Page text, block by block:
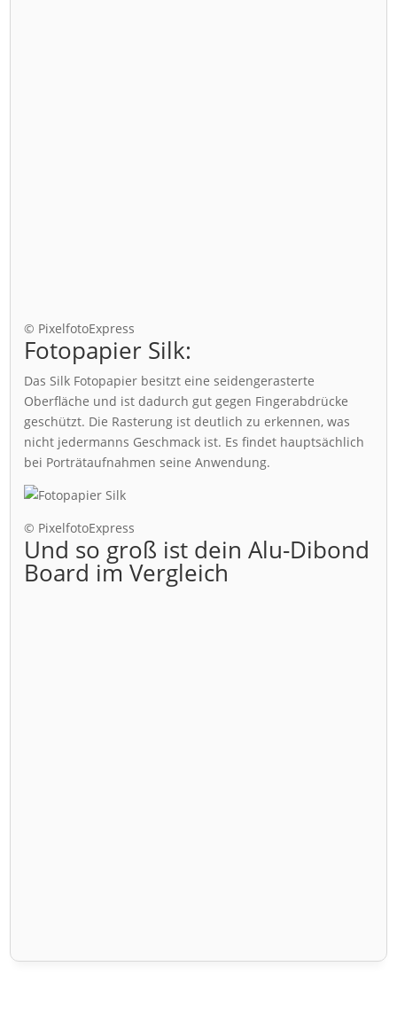
© PixelfotoExpress
Fotopapier Silk:
Das Silk Fotopapier besitzt eine seidengerasterte
Oberfläche und ist dadurch gut gegen Fingerabdrücke
geschützt. Die Rasterung ist deutlich zu erkennen, was
nicht jedermanns Geschmack ist. Es findet hauptsächlich
bei Porträtaufnahmen seine Anwendung.
© PixelfotoExpress
Und so groß ist dein Alu-Dibond
Board im Vergleich